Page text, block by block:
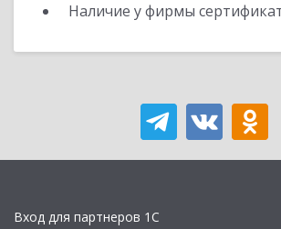
Наличие у фирмы
Вход для партнеров 1С